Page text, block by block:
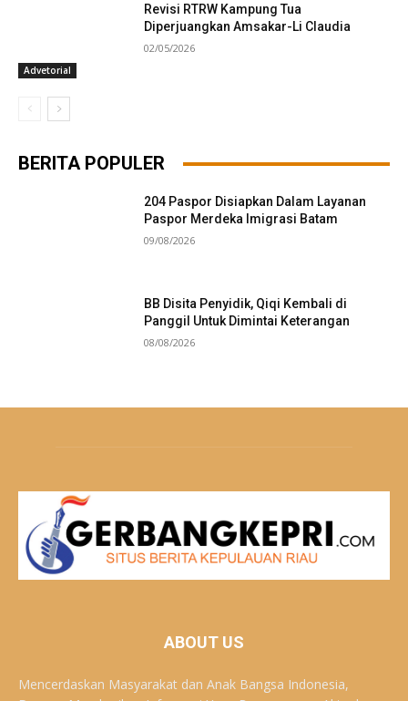
Advetorial
Revisi RTRW Kampung Tua
Diperjuangkan Amsakar-Li Claudia
02/05/2026
BERITA POPULER
204 Paspor Disiapkan Dalam Layanan
Paspor Merdeka Imigrasi Batam
09/08/2026
BB Disita Penyidik, Qiqi Kembali di
Panggil Untuk Dimintai Keterangan
08/08/2026
ABOUT US
Mencerdaskan Masyarakat dan Anak Bangsa Indonesia,